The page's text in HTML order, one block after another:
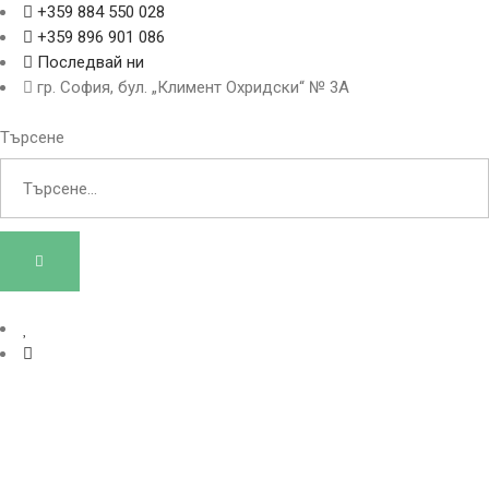
+359 884 550 028
+359 896 901 086
Последвай ни
гр. София, бул. „Климент Охридски“ № 3A
Търсене